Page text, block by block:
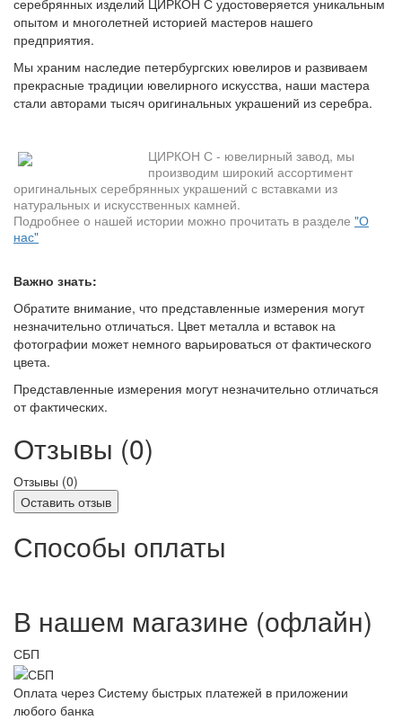
серебрянных изделий ЦИРКОН С удостоверяется уникальным
опытом и многолетней историей мастеров нашего
предприятия.
Мы храним наследие петербургских ювелиров и развиваем
прекрасные традиции ювелирного искусства, наши мастера
стали авторами тысяч оригинальных украшений из серебра.
ЦИРКОН С - ювелирный завод, мы
производим широкий ассортимент
оригинальных серебрянных украшений с вставками из
натуральных и искусственных камней.
Подробнее о нашей истории можно прочитать в разделе "О
нас"
Важно знать:
Обратите внимание, что представленные измерения могут
незначительно отличаться. Цвет металла и вставок на
фотографии может немного варьироваться от фактического
цвета.
Представленные измерения могут незначительно отличаться
от фактических.
Отзывы (0)
Отзывы (0)
Оставить отзыв
Способы оплаты
В нашем магазине (офлайн)
СБП
Оплата через Систему быстрых платежей в приложении
любого банка